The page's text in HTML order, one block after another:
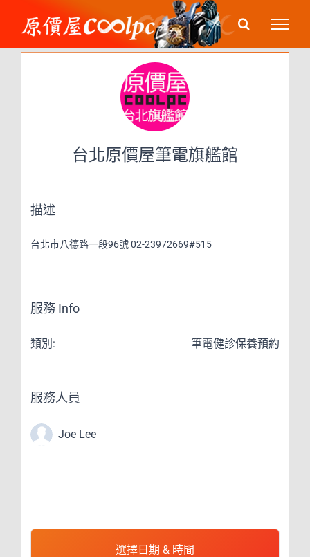
content
台北原價屋筆電旗艦館
描述
台北市八德路一段96號 02-23972669#515
服務 Info
類別: 筆電健診保養預約
服務人員
Joe Lee
選擇日期 & 時間